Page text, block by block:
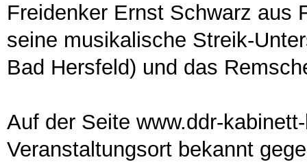
Freidenker Ernst Schwarz aus
seine musikalische Streik-
Bad Hersfeld) und das
Auf der Seite www.ddr-
Veranstaltungsort bekannt